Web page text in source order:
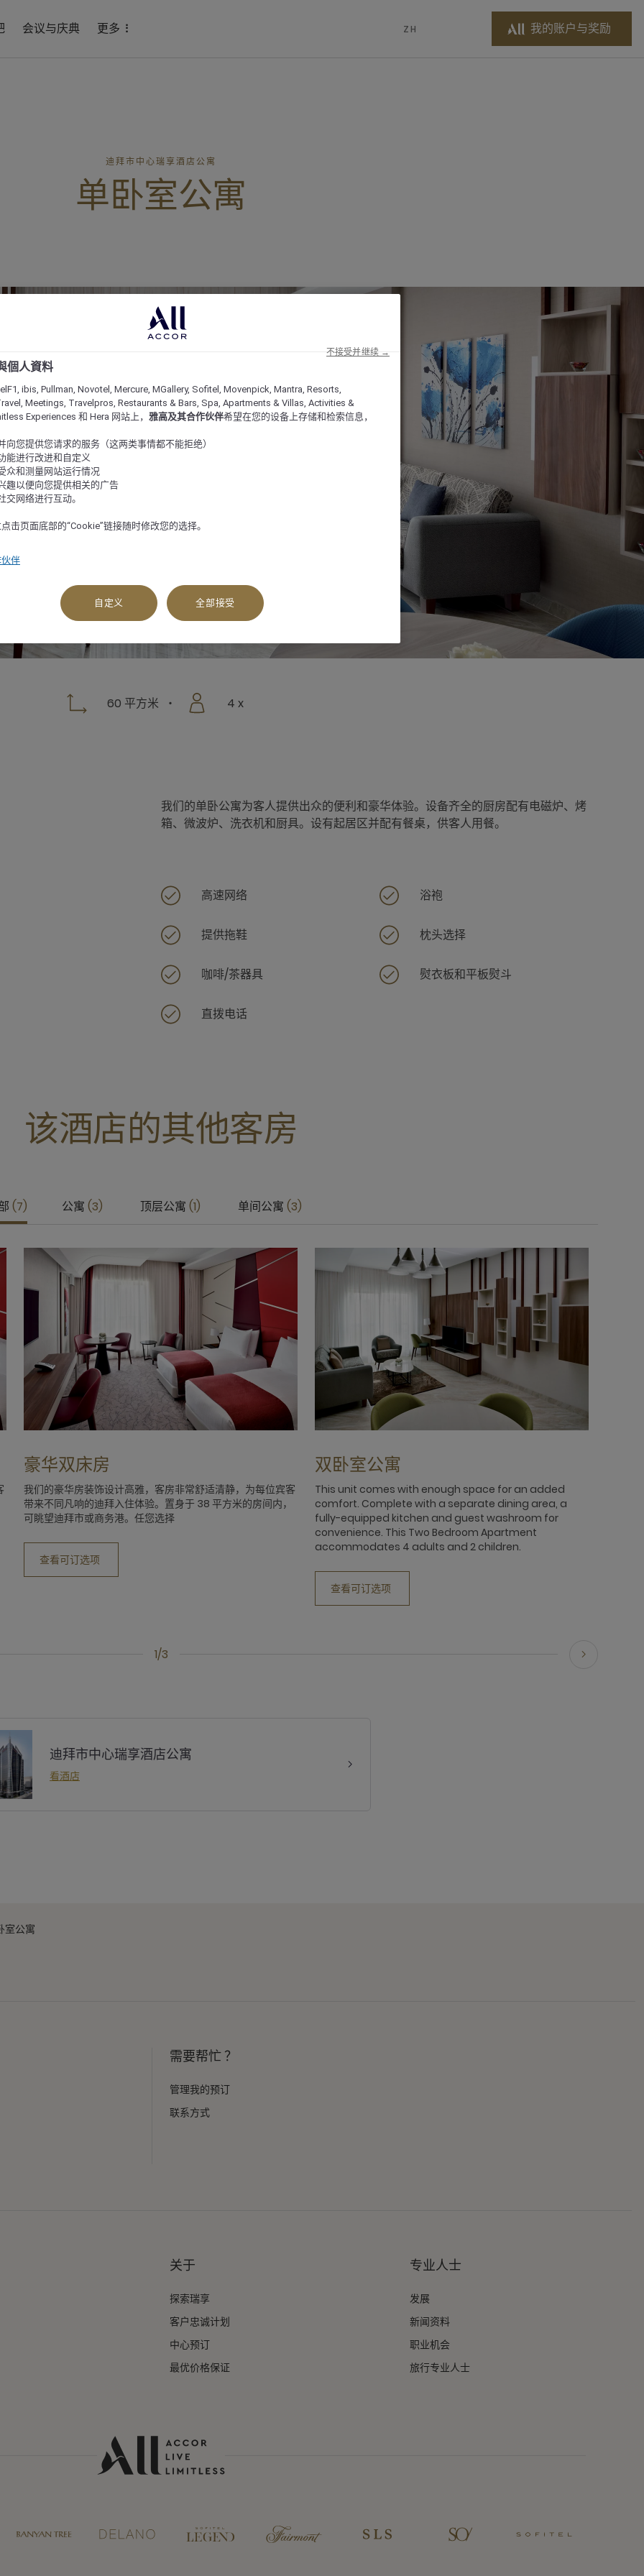
会议与庆典 更多 ZH 我的账户与奖励
迪拜市中心瑞享酒店公寓
单卧室公寓
查看可订选项
60 平方米 4 x
我们的单卧公寓为客人提供出众的便利和豪华体验。设备齐全的厨房配有电磁炉、烤
箱、微波炉、洗衣机和厨具。设有起居区并配有餐桌，供客人用餐。
高速网络 浴袍
提供拖鞋 枕头选择
咖啡/茶器具 熨衣板和平板熨斗
直拨电话
该酒店的其他客房
7 公寓 3 顶层公寓 1 单间公寓 3
1/3
豪华双床房
我们的豪华房装饰设计高雅，客房非常舒适清静，为每位宾客
带来不同凡响的迪拜入住体验。置身于 38 平方米的房间内，
可眺望迪拜市或商务港。任您选择
查看可订选项
双卧室公寓
This unit comes with enough space for an added
comfort. Complete with a separate dining area, a
fully-equipped kitchen and guest washroom for
convenience. This Two Bedroom Apartment
accommodates 4 adults and 2 children.
查看可订选项
迪拜市中心瑞享酒店公寓
看酒店
室公寓
需要帮忙 ？
管理我的预订
联系方式
关于
探索瑞享
客户忠诚计划
中心预订
最优价格保证
专业人士
发展
新闻资料
职业机会
旅行专业人士
個人資料
ibis, Pullman, Novotel, Mercure, MGallery, Sofitel, Movenpick, Mantra, Resorts,
Meetings, Travelpros, Restaurants & Bars, Spa, Apartments & Villas, Activities &
Experiences 和 Hera 网站上， 雅高及其合作伙伴希望在您的设备上存储和检索信息，
向您提供您请求的服务（这两类事情都不能拒绝）
能进行改进和自定义
众和测量网站运行情况
趣以便向您提供相关的广告
交网络进行互动。
击页面底部的“Cookie”链接随时修改您的选择。
伴
自定义 全部接受
不接受并继续 →